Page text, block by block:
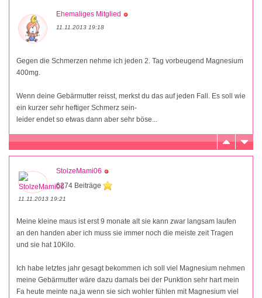
Ehemaliges Mitglied
11.11.2013 19:18
Gegen die Schmerzen nehme ich jeden 2. Tag vorbeugend Magnesium
400mg.
Wenn deine Gebärmutter reisst, merkst du das auf jeden Fall. Es soll wie
ein kurzer sehr heftiger Schmerz sein-
leider endet so etwas dann aber sehr böse...
StolzeMami06
6274 Beiträge
11.11.2013 19:21
Meine kleine maus ist erst 9 monate alt sie kann zwar langsam laufen
an den handen aber ich muss sie immer noch die meiste zeit Tragen
und sie hat 10Kilo.
Ich habe letztes jahr gesagt bekommen ich soll viel Magnesium nehmen
meine Gebärmutter wäre dazu damals bei der Punktion sehr hart mein
Fa heute meinte na,ja wenn sie sich wohler fühlen mit Magnesium viel